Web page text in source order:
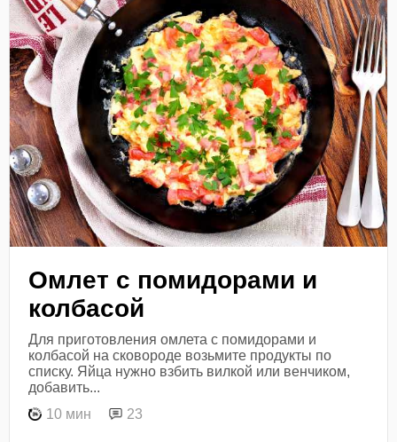
Омлет с помидорами и
колбасой
Для приготовления омлета с помидорами и
колбасой на сковороде возьмите продукты по
списку. Яйца нужно взбить вилкой или венчиком,
добавить...
10 мин
23